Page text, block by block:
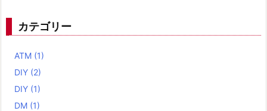
カテゴリー
ATM (1)
DIY (2)
DIY (1)
DM (1)